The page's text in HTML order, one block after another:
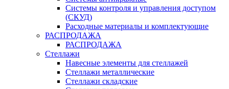
Системы контроля и управления доступом
(СКУД)
Расходные материалы и комплектующие
РАСПРОДАЖА
РАСПРОДАЖА
Стеллажи
Навесные элементы для стеллажей
Стеллажи металлические
Стеллажи складские